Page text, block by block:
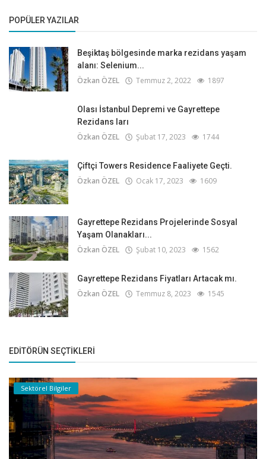
POPÜLER YAZILAR
Beşiktaş bölgesinde marka rezidans yaşam
alanı: Selenium...
Özkan ÖZEL Temmuz 2, 2022 1897
Olası İstanbul Depremi ve Gayrettepe
Rezidans ları
Özkan ÖZEL Şubat 17, 2023 1744
Çiftçi Towers Residence Faaliyete Geçti.
Özkan ÖZEL Ocak 17, 2023 1609
Gayrettepe Rezidans Projelerinde Sosyal
Yaşam Olanakları...
Özkan ÖZEL Şubat 10, 2023 1562
Gayrettepe Rezidans Fiyatları Artacak mı.
Özkan ÖZEL Temmuz 8, 2023 1545
EDITÖRÜN SEÇTIKLERI
Sektörel Bilgiler